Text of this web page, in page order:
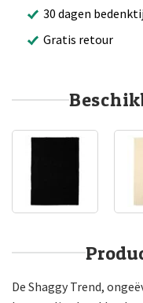
30 dagen
Gratis retour
De Shaggy Trend,